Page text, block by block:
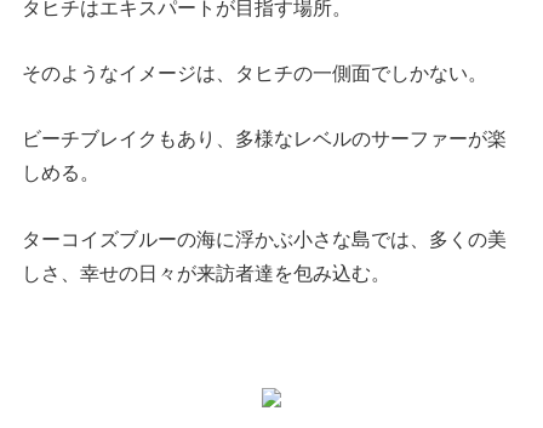
タヒチはエキスパートが目指す場所。
そのようなイメージは、タヒチの一側面でしかない。
ビーチブレイクもあり、多様なレベルのサーファーが楽
しめる。
ターコイズブルーの海に浮かぶ小さな島では、多くの美
しさ、幸せの日々が来訪者達を包み込む。